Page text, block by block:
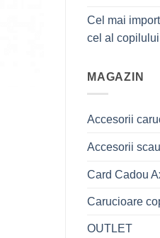
Cel mai
cel al
MAGAZIN
Accesorii
Accesorii
Card Cadou
Carucioare
OUTLET